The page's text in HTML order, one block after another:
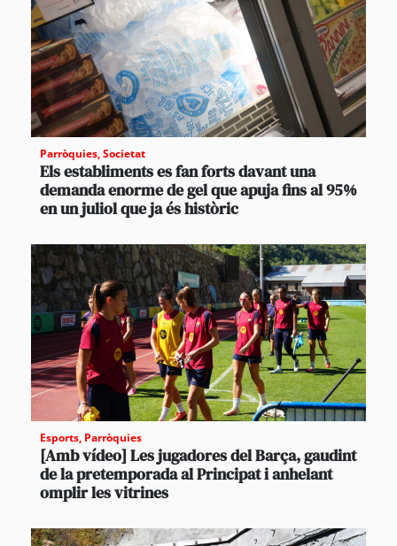
Parròquies,Societat
Els establiments es fan forts davant una
demanda enorme de gel que apuja fins al 95%
en un juliol que ja és històric
Esports, Parròquies
[Amb vídeo] Les jugadores del Barça, gaudint
de la pretemporada al Principat i anhelant
omplir les vitrines